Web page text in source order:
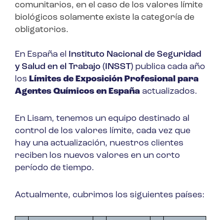
comunitarios, en el caso de los valores límite
biológicos solamente existe la categoría de
obligatorios.
En España el Instituto Nacional de Seguridad
y Salud en el Trabajo (INSST) publica cada año
los Límites de Exposición Profesional para
Agentes Químicos en España actualizados.
En Lisam, tenemos un equipo destinado al
control de los valores límite, cada vez que
hay una actualización, nuestros clientes
reciben los nuevos valores en un corto
período de tiempo.
Actualmente, cubrimos los siguientes países: